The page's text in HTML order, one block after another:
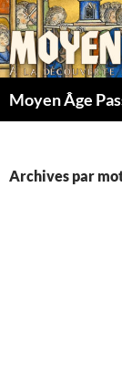
Aller
au
contenu
Moyen Âge
Archives par